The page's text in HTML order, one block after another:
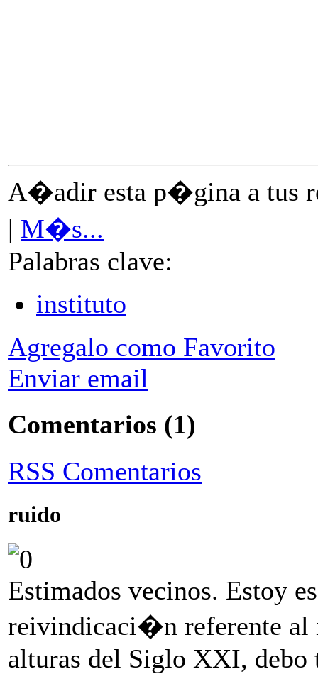
A�adir esta p�gina a tus
| M�s...
Palabras clave:
instituto
Agregalo como Favorito
Enviar email
Comentarios (1)
RSS Comentarios
ruido
Estimados vecinos. Estoy
reivindicaci�n referente al
alturas del Siglo XXI, debo